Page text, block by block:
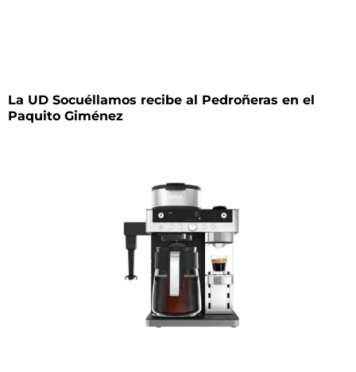
La UD Socuéllamos recibe al Pedroñeras en el
Paquito Giménez